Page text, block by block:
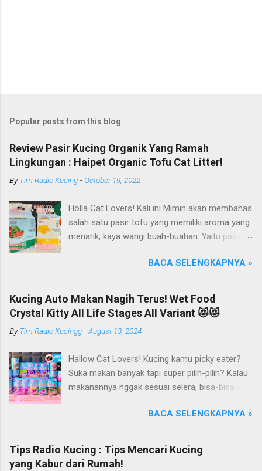
Popular posts from this blog
Review Pasir Kucing Organik Yang Ramah
Lingkungan : Haipet Organic Tofu Cat Litter!
ByTim Radio Kucing -October 19, 2022
Holla Cat Lovers! Kali ini Mimin akan membahas
salah satu pasir tofu yang memiliki aroma yang
menarik, kaya wangi buah-buahan. Yaitu pasir
Haipet merupakan salah satu merk produk
kucing yang diproduksi oleh PT. Arthacat Tirta
Surya, Indonesia. Perusahaan ini bergerak di
bidang produk perlengkapan kucing, seperti Cat
Tree Furniture, Cat Accessories, Cat Food, Cat
Litter, Cat Sandbox/Cat Litter, dan lain-lain.
dahulu dari PT. Arthacat Tirta Surya ini, ada
Arthacat Cat Litter, Sandbox/Cat Litter, Cat
Tree, Snack, Pet Bowl, Stratcher, dan masih
ternyata ga cuman jadi merk pasir tofu dari PT
Arthacat Tirta Surya, tapi merk Haipet juga ada
produk sandbox atau litter box-nya juga.
Namun, khusus pada episode kali ini, kita akan
BACA SELENGKAPNYA »
Kucing Auto Makan Nagih Terus! Wet Food
Crystal Kitty All Life Stages All Variant 😻😻
ByTim Radio Kucingg -August 13, 2024
Hallow Cat Lovers! Kucing kamu picky eater?
Suka makan banyak tapi super pilih-pilih? Kalau
makanannya nggak sesuai selera, bisa-bisa dia
makanannya. Pokoknya si Kucing bakal selektif
banget deh kalau soal makanan deh! Duh, agak
repot ya.. Nah, kucing kamu pernah kayak gitu
gak, Cat Lovers? Eits, tapi jangan khawatir
BACA SELENGKAPNYA »
Tips Radio Kucing : Tips Mencari Kucing
yang Kabur dari Rumah!